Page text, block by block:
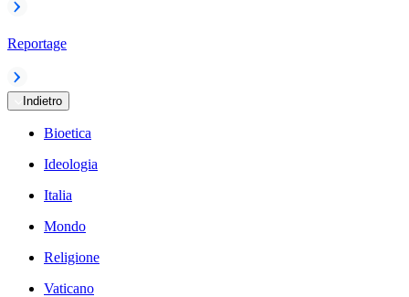
Reportage
Indietro
Bioetica
Ideologia
Italia
Mondo
Religione
Vaticano